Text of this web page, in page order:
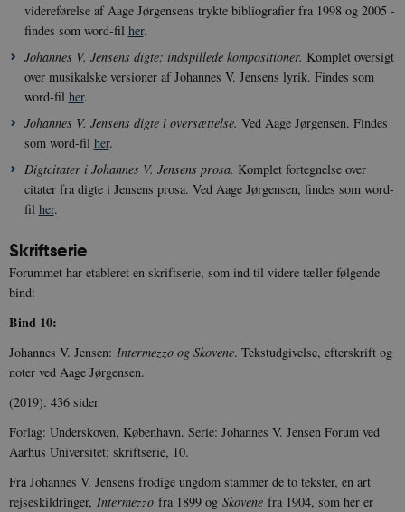
videreførelse af Aage Jørgensens trykte bibliografier fra 1998 og 2005 -
findes som word-fil her.
Johannes V. Jensens digte: indspillede kompositioner. Komplet oversigt
over musikalske versioner af Johannes V. Jensens lyrik. Findes som
word-fil her.
Johannes V. Jensens digte i oversættelse. Ved Aage Jørgensen. Findes
som word-fil her.
Digtcitater i Johannes V. Jensens prosa. Komplet fortegnelse over
citater fra digte i Jensens prosa. Ved Aage Jørgensen, findes som word-
fil her.
Skriftserie
Forummet har etableret en skriftserie, som ind til videre tæller følgende
bind:
Bind 10:
Johannes V. Jensen: Intermezzo og Skovene. Tekstudgivelse, efterskrift og
noter ved Aage Jørgensen.
(2019). 436 sider
Forlag: Underskoven, København. Serie: Johannes V. Jensen Fo­rum ved
Aar­hus Universitet; skriftserie, 10.
Fra Johannes V. Jensens frodige ungdom stammer de to tekster, en art
rejseskildringer, Intermezzo fra 1899 og Skovene fra 1904, som her er